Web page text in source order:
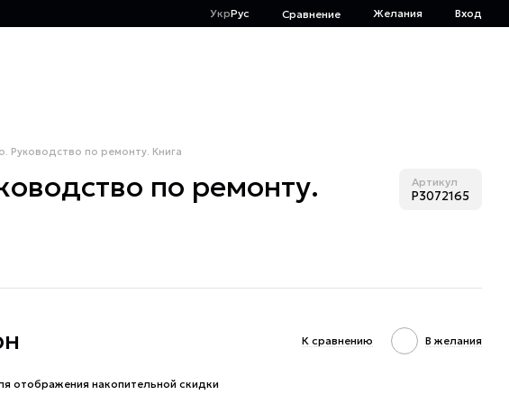
УкрРус Сравнение Желания Вход
Руководство по ремонту. Книга
по ремонту.
Артикул
P3072165
К сравнению В желания
отображения накопительной скидки